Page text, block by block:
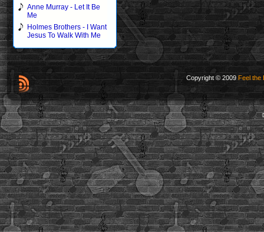
Anne Murray - Let It Be
Me
Holmes Brothers - I Want
Jesus To Walk With Me
Copyright © 2009 Feel the